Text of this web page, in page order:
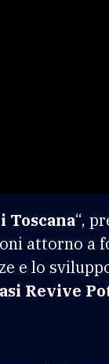
Toscana“,
attorno a
e lo
Revive